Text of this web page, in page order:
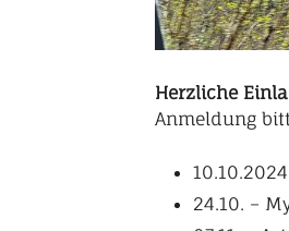
Herzliche
Anmeldung
24.10. –